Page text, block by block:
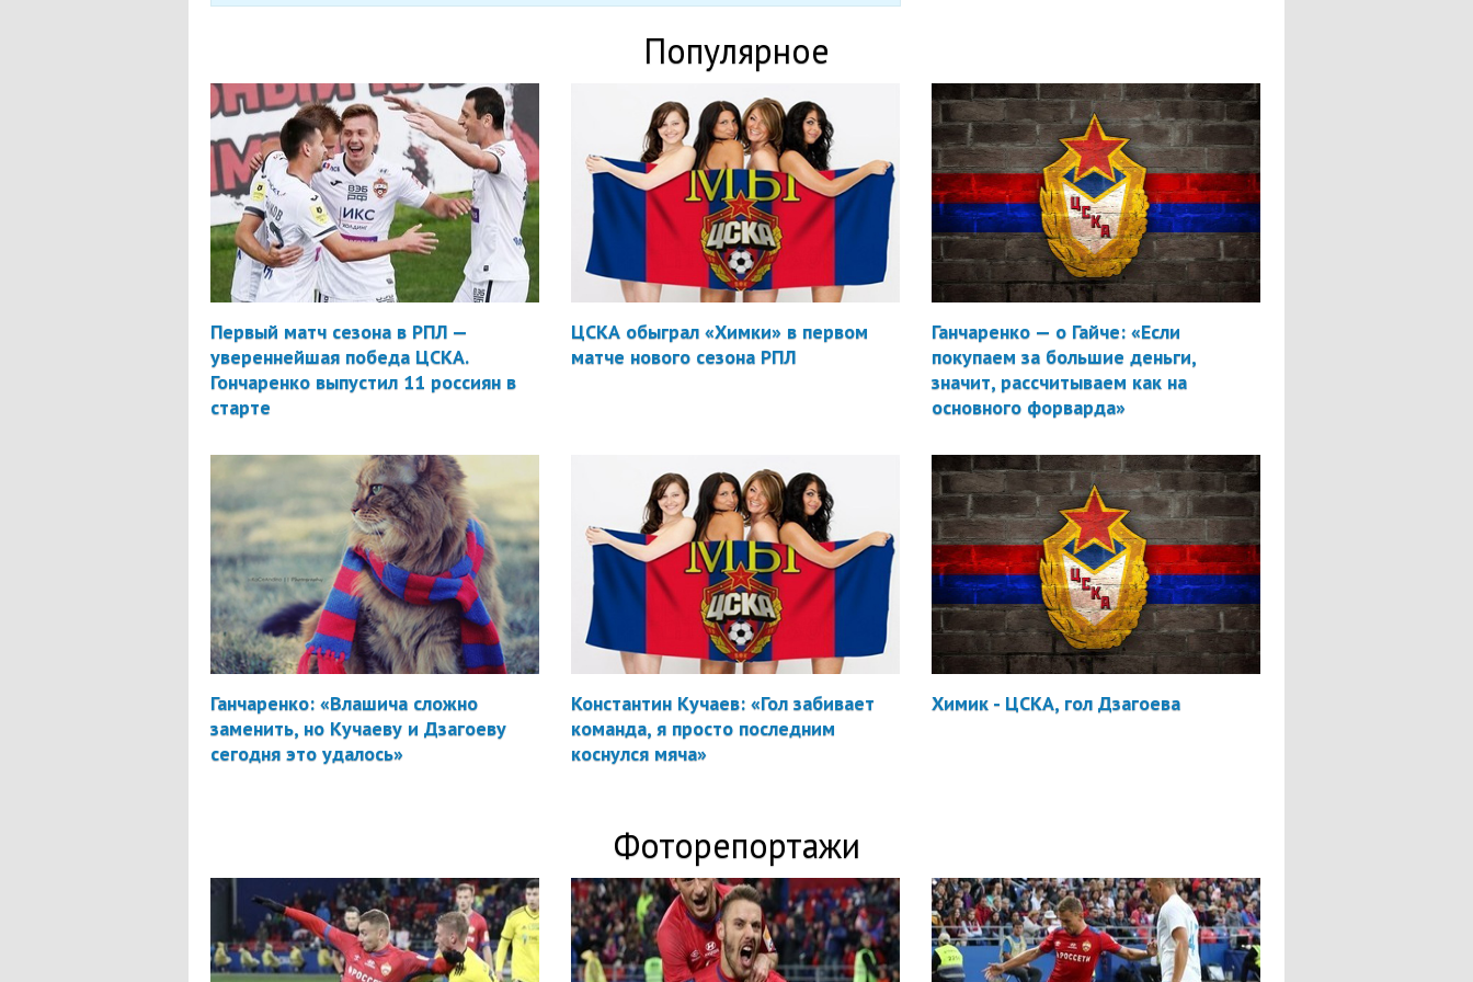
Популярное
Первый матч сезона в РПЛ —
увереннейшая победа ЦСКА.
Гончаренко выпустил 11 россиян в
старте
ЦСКА обыграл «Химки» в первом
матче нового сезона РПЛ
Ганчаренко — о Гайче: «Если
покупаем за большие деньги,
значит, рассчитываем как на
основного форварда»
Ганчаренко: «Влашича сложно
заменить, но Кучаеву и Дзагоеву
сегодня это удалось»
Константин Кучаев: «Гол забивает
команда, я просто последним
коснулся мяча»
Химик - ЦСКА, гол Дзагоева
Фоторепортажи